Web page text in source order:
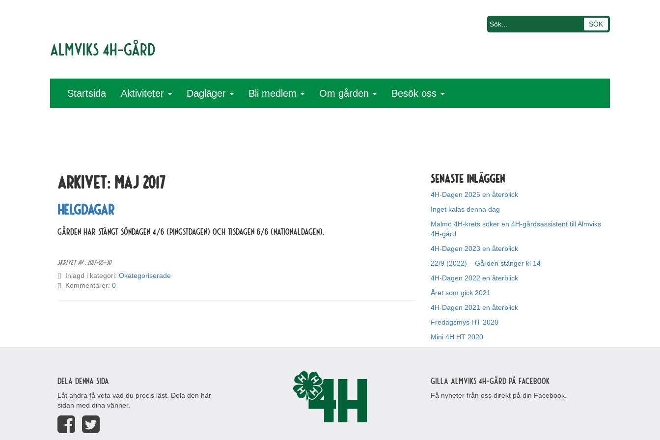
Almviks 4H-gård
Startsida Aktiviteter Dagläger Bli medlem Om gården Besök oss
Arkivet: maj 2017
Helgdagar
Gården har stängt söndagen 4/6 (Pingstdagen) och tisdagen 6/6 (Nationaldagen).
Skrivet av ,2017-05-30
Inlagd i kategori: Okategoriserade
Kommentarer: 0
Senaste inläggen
4H-Dagen 2025 en återblick
Inget kalas denna dag
Malmö 4H-krets söker en 4H-gårdsassistent till Almviks
4H-gård
4H-Dagen 2023 en återblick
22/9 (2022) – Gården stänger kl 14
4H-Dagen 2022 en återblick
Året som gick 2021
4H-Dagen 2021 en återblick
Fredagsmys HT 2020
Mini 4H HT 2020
Dela denna sida
Låt andra få veta vad du precis läst. Dela den här
sidan med dina vänner.
Gilla Almviks 4H-gård på Facebook
Få nyheter från oss direkt på din Facebook.